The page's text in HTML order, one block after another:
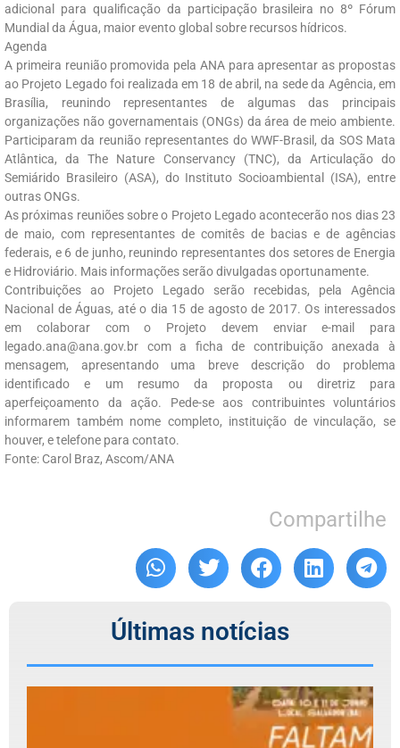
adicional para qualificação da participação brasileira no 8º Fórum
Mundial da Água, maior evento global sobre recursos hídricos.
Agenda
A primeira reunião promovida pela ANA para apresentar as propostas
ao Projeto Legado foi realizada em 18 de abril, na sede da Agência, em
Brasília, reunindo representantes de algumas das principais
organizações não governamentais (ONGs) da área de meio ambiente.
Participaram da reunião representantes do WWF-Brasil, da SOS Mata
Atlântica, da The Nature Conservancy (TNC), da Articulação do
Semiárido Brasileiro (ASA), do Instituto Socioambiental (ISA), entre
outras ONGs.
As próximas reuniões sobre o Projeto Legado acontecerão nos dias 23
de maio, com representantes de comitês de bacias e de agências
federais, e 6 de junho, reunindo representantes dos setores de Energia
e Hidroviário. Mais informações serão divulgadas oportunamente.
Contribuições ao Projeto Legado serão recebidas, pela Agência
Nacional de Águas, até o dia 15 de agosto de 2017. Os interessados
em colaborar com o Projeto devem enviar e-mail para
legado.ana@ana.gov.br com a ficha de contribuição anexada à
mensagem, apresentando uma breve descrição do problema
identificado e um resumo da proposta ou diretriz para
aperfeiçoamento da ação. Pede-se aos contribuintes voluntários
informarem também nome completo, instituição de vinculação, se
houver, e telefone para contato.
Fonte: Carol Braz, Ascom/ANA
Compartilhe
Últimas notícias